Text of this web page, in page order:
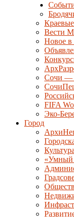
Вести
Новое в
Сочи —
FIFA
Эко-
Город
«Умный